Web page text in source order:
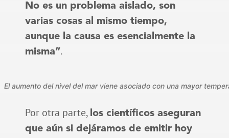
No es un problema aislado, son
varias cosas al mismo tiempo,
aunque la causa es esencialmente la
misma”.
El aumento del nivel del mar viene asociado con una mayor
Por otra parte, los científicos aseguran
que aún si dejáramos de emitir hoy